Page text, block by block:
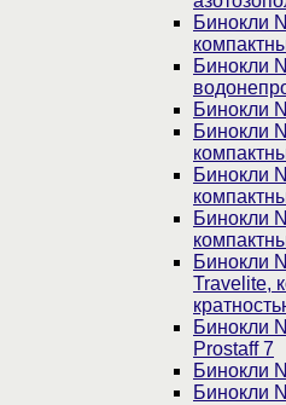
Бинокли
Бинокли
Бинокли
Бинокли
Бинокли
Бинокли
Бинокли
Travelite,
Бинокли
Prostaff 7
Бинокли
Бинокли